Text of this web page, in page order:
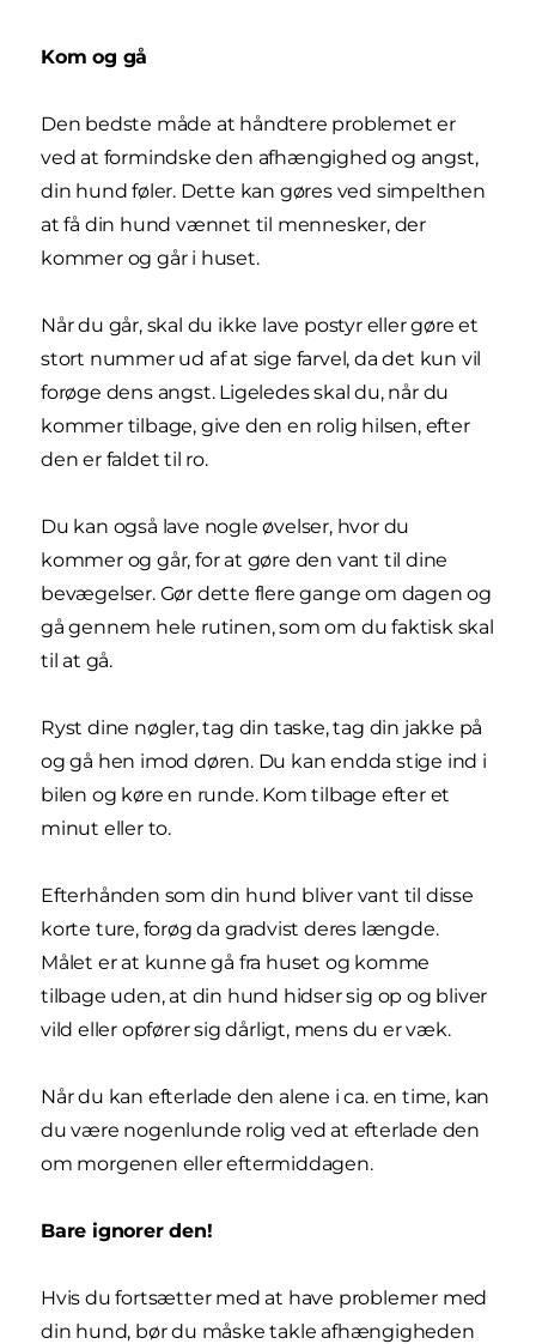
Kom og gå
Den bedste måde at håndtere problemet er
ved at formindske den afhængighed og angst,
din hund føler. Dette kan gøres ved simpelthen
at få din hund vænnet til mennesker, der
kommer og går i huset.
Når du går, skal du ikke lave postyr eller gøre et
stort nummer ud af at sige farvel, da det kun vil
forøge dens angst. Ligeledes skal du, når du
kommer tilbage, give den en rolig hilsen, efter
den er faldet til ro.
Du kan også lave nogle øvelser, hvor du
kommer og går, for at gøre den vant til dine
bevægelser. Gør dette flere gange om dagen og
gå gennem hele rutinen, som om du faktisk skal
til at gå.
Ryst dine nøgler, tag din taske, tag din jakke på
og gå hen imod døren. Du kan endda stige ind i
bilen og køre en runde. Kom tilbage efter et
minut eller to.
Efterhånden som din hund bliver vant til disse
korte ture, forøg da gradvist deres længde.
Målet er at kunne gå fra huset og komme
tilbage uden, at din hund hidser sig op og bliver
vild eller opfører sig dårligt, mens du er væk.
Når du kan efterlade den alene i ca. en time, kan
du være nogenlunde rolig ved at efterlade den
om morgenen eller eftermiddagen.
Bare ignorer den!
Hvis du fortsætter med at have problemer med
din hund, bør du måske takle afhængigheden